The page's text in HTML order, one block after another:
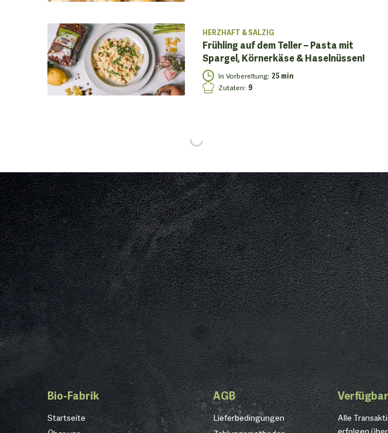
HERZHAFT & SALZIG
Frühling auf dem Teller – Pasta mit
Spargel, Körnerkäse & Haselnüssen!
In Vorbereitung: 25 min
Zutaten: 9
Bio-Fabrik
Startseite
AGB
Lieferbedingungen
Alle
erfolgen